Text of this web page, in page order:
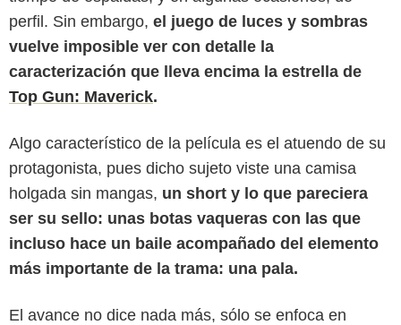
perfil. Sin embargo, el juego de luces y sombras
vuelve imposible ver con detalle la
caracterización que lleva encima la estrella de
Top Gun: Maverick.
Algo característico de la película es el atuendo de su
protagonista, pues dicho sujeto viste una camisa
holgada sin mangas, un short y lo que pareciera
ser su sello: unas botas vaqueras con las que
incluso hace un baile acompañado del elemento
más importante de la trama: una pala.
El avance no dice nada más, sólo se enfoca en
Warner Bros.